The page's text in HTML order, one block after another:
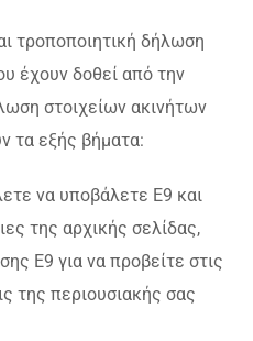
τροποποιητική δήλωση
έχουν δοθεί από την
στοιχείων ακινήτων
τα εξής βήματα:
να υποβάλετε Ε9 και
της αρχικής σελίδας,
Ε9 για να προβείτε στις
της περιουσιακής σας